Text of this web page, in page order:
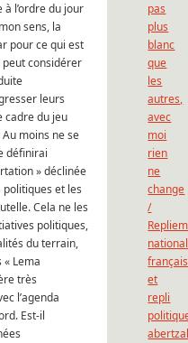
l’ordre du jour
sens, la
pour ce qui est
peut considérer
leurs
cadre du jeu
moins ne se
définirai
» déclinée
et les
Cela ne les
politiques,
du terrain,
« Lema
très
l’agenda
Est-il
pas
plus
blanc
que
les
autres,
avec
moi
rien
ne
change
/
et
repli